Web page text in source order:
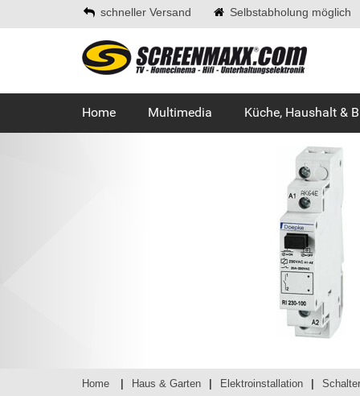
schneller Versand Selbstabholung möglich
Home Multimedia Küche, Haushalt &
Home Haus & Garten Elektroinstallation